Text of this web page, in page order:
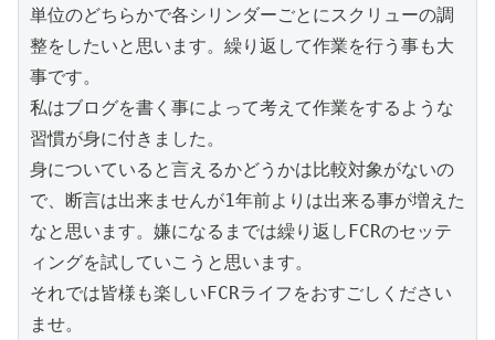
単位のどちらかで各シリンダーごとにスクリューの調
整をしたいと思います。繰り返して作業を行う事も大
事です。
私はブログを書く事によって考えて作業をするような
習慣が身に付きました。
身についていると言えるかどうかは比較対象がないの
で、断言は出来ませんが1年前よりは出来る事が増えた
なと思います。嫌になるまでは繰り返しFCRのセッテ
ィングを試していこうと思います。
それでは皆様も楽しいFCRライフをおすごしください
ませ。